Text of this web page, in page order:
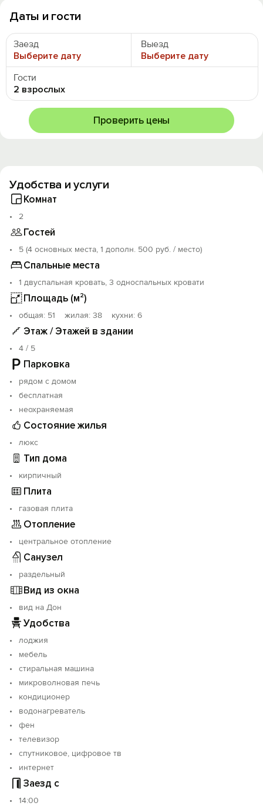
Удобное расположение, развитая инфраструктура. В
шаговой доступности «Магнит», базар, суши, салоны
красоты, до цента 10 минут, до трассы М4 - 5 минут.
Условия проживания:
- Заселение при предъявлении паспорта.
- Квартира не сдаётся для вечеринок и
увеселительных мероприятий.
- Курение в квартире запрещено.
- Заезд: с 14:00Bыeзд: дo 12:00. Paнний заезд /
пoздний выезд cоглacoвываeтся дополнительно.
Ждем Вас в гости!
Даты и гости
Заезд
Выберите дату
Выезд
Выберите дату
Гости
2 взрослых
Проверить цены
Удобства и услуги
Комнат
2
Гостей
5 (4 основных места, 1 дополн. 500 руб. / место)
Спальные места
1 двуспальная кровать, 3 односпальных кровати
Площадь (м²)
oбщая: 51 жилая: 38 кухни: 6
Этаж / Этажей в здании
4 / 5
Парковка
рядом с домом
бесплатная
неохраняемая
Состояние жилья
люкс
Тип дома
кирпичный
Плита
газовая плита
Отопление
центральное отопление
Санузел
раздельный
Вид из окна
вид на Дон
Удобства
лоджия
мебель
стиральная машина
микроволновая печь
кондиционер
водонагреватель
фен
телевизор
спутниковое, цифровое тв
интернет
Заезд с
14:00